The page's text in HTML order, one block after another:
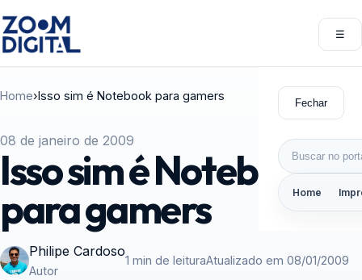
☰
Fechar
Buscar por:
Home
Home›Isso sim é Notebook para gamers
08 de janeiro de 2009
Isso sim é Notebook
para gamers
Philipe Cardoso
Autor
1 min de leituraAtualizado em 08/01/2009